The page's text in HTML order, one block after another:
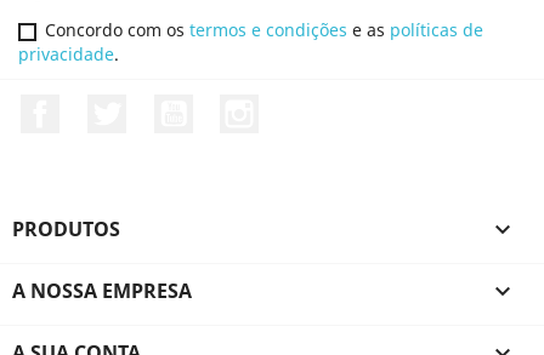
Concordo com os termos e condições e as políticas de
privacidade.
PRODUTOS 
A NOSSA EMPRESA 